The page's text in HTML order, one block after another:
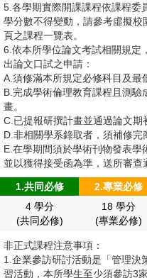
教材試閱
校友發展追蹤
畢業生流向調查
學分班
考試項目及日程
視訊口試規範
English
5.各學期實際開課課程依課程委
學分數不得變動，請參考虛擬
頁之課程一覽表。
6.依本所學位論文考試相關規定
出論文口試之申請：
A.須修滿本所規定必修科目及最
B.完成學術倫理教育課程且測
畫。
C.已提報研撰計畫並通過論文期
D.非相關學系錄取者，須補修完
E.在學期間須於學術刊物發表學
並以獲得接受函為準，送所審查
1.共同必修 2.專業必修
4 學分
(共同必修)
18 學分
(專業必修)
非正式課程注意事項：
1.企業參訪研討活動是「管理決
習活動，本所學生至少須參訪3